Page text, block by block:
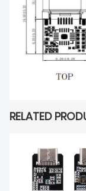
RELATED